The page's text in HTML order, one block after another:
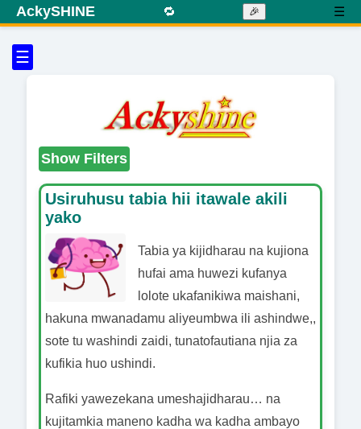
☰
AckySHINE 🔁 🎉 ☰
Show Filters
Usiruhusu tabia hii itawale akili
yako
Tabia ya kijidharau na kujiona
hufai ama huwezi kufanya
lolote ukafanikiwa maishani,
hakuna mwanadamu aliyeumbwa ili ashindwe,,
sote tu washindi zaidi, tunatofautiana njia za
kufikia huo ushindi.
Rafiki yawezekana umeshajidharau… na
kujitamkia maneno kadha wa kadha ambayo